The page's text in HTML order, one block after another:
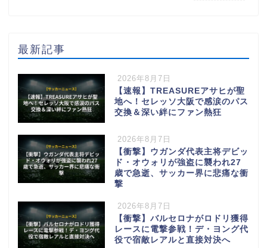
最新記事
2026年8月7日
【速報】TREASUREアサヒが聖
地へ！セレッソ大阪で感涙のパス
交換＆深い絆にファン熱狂
2026年8月7日
【衝撃】ウガンダ代表主将デビッ
ド・オウォリが強盗に襲われ27
歳で急逝、サッカー界に悲痛な衝
撃
2026年8月7日
【衝撃】バルセロナがロドリ獲得
レースに電撃参戦！デ・ヨング代
役で宿敵レアルと直接対決へ